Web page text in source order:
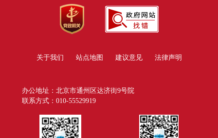
关于我们 站点地图 建议意见 法律声明
办公地址：北京市通州区达济街9号院
联系方式：010-55529919